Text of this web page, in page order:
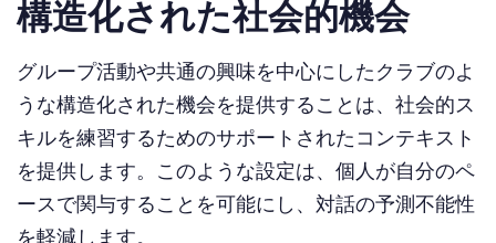
構造化された社会的機会
グループ活動や共通の興味を中心にしたクラブのよ
うな構造化された機会を提供することは、社会的ス
キルを練習するためのサポートされたコンテキスト
を提供します。このような設定は、個人が自分のペ
ースで関与することを可能にし、対話の予測不能性
を軽減します。